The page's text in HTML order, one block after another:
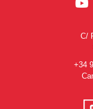
C/
+34